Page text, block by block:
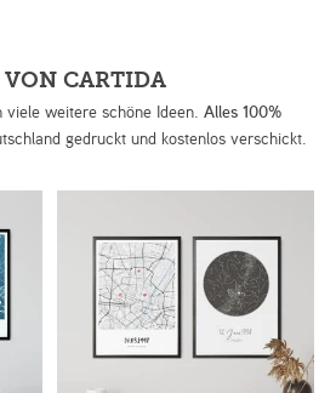
CARTIDA
weitere schöne Ideen. Alles 100%
gedruckt und kostenlos verschickt.